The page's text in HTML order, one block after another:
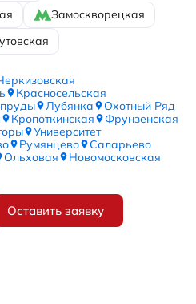
Замоскворецкая
Красносельская
Лубянка
Охотный Ряд
Кропоткинская
Фрунзенская
Университет
Румянцево
Саларьево
Ольховая
Новомосковская
Оставить заявку